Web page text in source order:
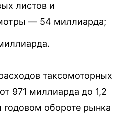
листов и
— 54 миллиарда;
таксомоторных
971 миллиарда до 1,2
годовом обороте рынка